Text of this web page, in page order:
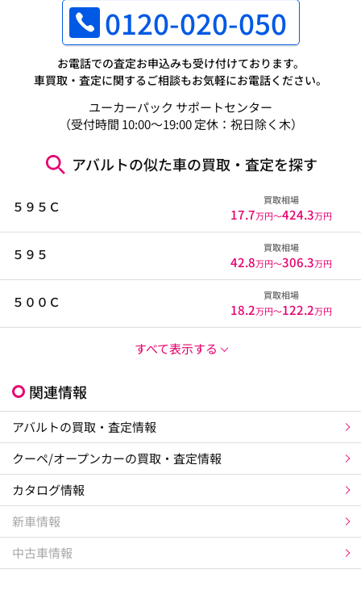
0120-020-050
お電話での査定お申込みも受け付けております。
車買取・査定に関するご相談もお気軽にお電話ください。
ユーカーパック サポートセンター
（受付時間 10:00～19:00 定休：祝日除く木）
アバルトの似た車の買取・査定を探す
５９５Ｃ 買取相場
17.7万円〜424.3万円
５９５ 買取相場
42.8万円〜306.3万円
５００Ｃ 買取相場
18.2万円〜122.2万円
すべて表示する
関連情報
アバルトの買取・査定情報
クーペ/オープンカーの買取・査定情報
カタログ情報
新車情報
中古車情報